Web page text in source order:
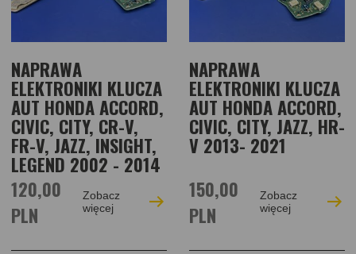
NAPRAWA
ELEKTRONIKI KLUCZA
AUT HONDA ACCORD,
CIVIC, CITY, CR-V,
FR-V, JAZZ, INSIGHT,
LEGEND 2002 - 2014
120,00
PLN
Zobacz
więcej
NAPRAWA
ELEKTRONIKI KLUCZA
AUT HONDA ACCORD,
CIVIC, CITY, JAZZ, HR-
V 2013- 2021
150,00
PLN
Zobacz
więcej